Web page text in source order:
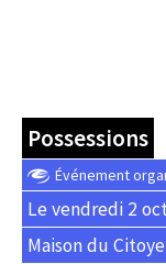
Possessions
Événement
Le vendredi 2
Maison du